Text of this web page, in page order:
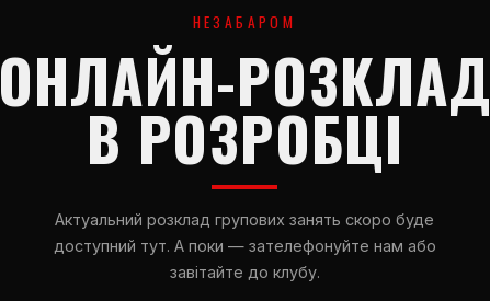
НЕЗАБАРОМ
ОНЛАЙН-
В РОЗРОБЦІ
Актуальний розклад групових занять скоро буде
доступний тут. А поки — зателефонуйте нам або
завітайте до клубу.